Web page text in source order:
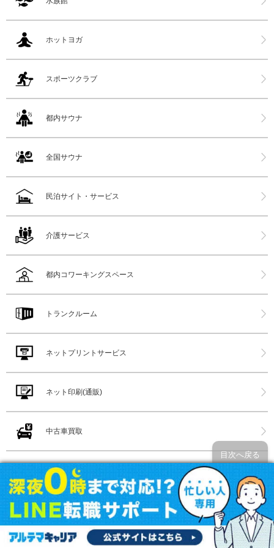
ホットヨガ
スポーツクラブ
都内サウナ
全国サウナ
民泊サイト・サービス
介護サービス
都内コワーキングスペース
トランクルーム
ネットプリントサービス
ネット印刷(通販)
中古車買取
バイク買取
レンタカー
目次へ戻る